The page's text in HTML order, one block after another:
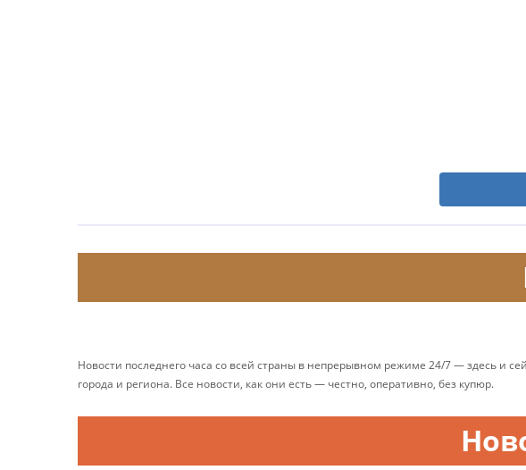
Новости последнего часа со всей страны в непрерывном режиме 24/7 — здесь и
города и региона. Все новости, как они есть — честно, оперативно, без купюр.